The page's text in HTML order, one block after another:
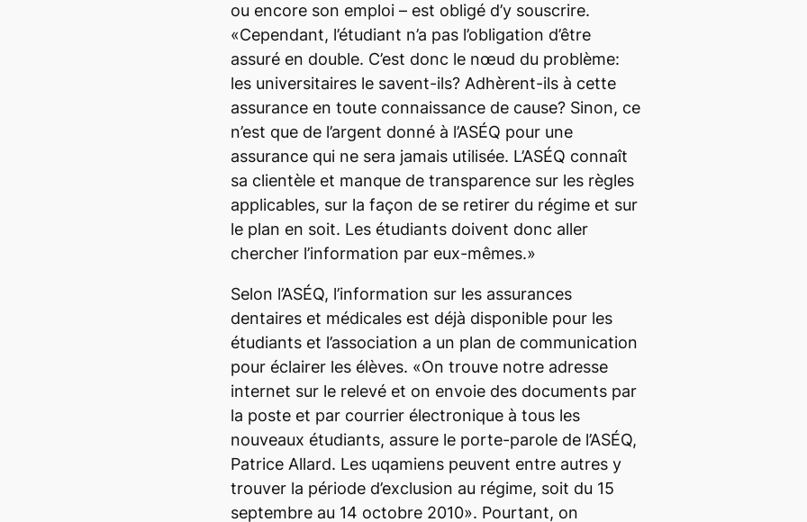
ou encore son emploi – est obligé d’y souscrire.
«Cependant, l’étudiant n’a pas l’obligation d’être
assuré en double. C’est donc le nœud du problème:
les universitaires le savent-ils? Adhèrent-ils à cette
assurance en toute connaissance de cause? Sinon, ce
n’est que de l’argent donné à l’ASÉQ pour une
assurance qui ne sera jamais utilisée. L’ASÉQ connaît
sa clientèle et manque de transparence sur les règles
applicables, sur la façon de se retirer du régime et sur
le plan en soit. Les étudiants doivent donc aller
chercher l’information par eux-mêmes.»
Selon l’ASÉQ, l’information sur les assurances
dentaires et médicales est déjà disponible pour les
étudiants et l’association a un plan de communication
pour éclairer les élèves. «On trouve notre adresse
internet sur le relevé et on envoie des documents par
la poste et par courrier électronique à tous les
nouveaux étudiants, assure le porte-parole de l’ASÉQ,
Patrice Allard. Les uqamiens peuvent entre autres y
trouver la période d’exclusion au régime, soit du 15
septembre au 14 octobre 2010». Pourtant, on